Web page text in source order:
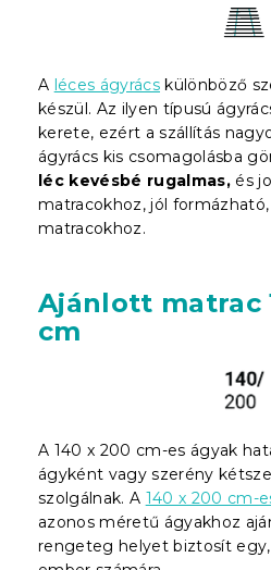
A léces ágyrács különböző
készül. Az ilyen típusú
kerete, ezért a szállítás
ágyrács kis csomagolásba
léc kevésbé rugalmas, és
matracokhoz, jól
matracokhoz.
Ajánlott matrac
cm
A 140 x 200 cm-es ágyak
ágyként vagy szerény
szolgálnak. A 140 x 200 cm-
azonos méretű ágyakhoz
rengeteg helyet biztosít